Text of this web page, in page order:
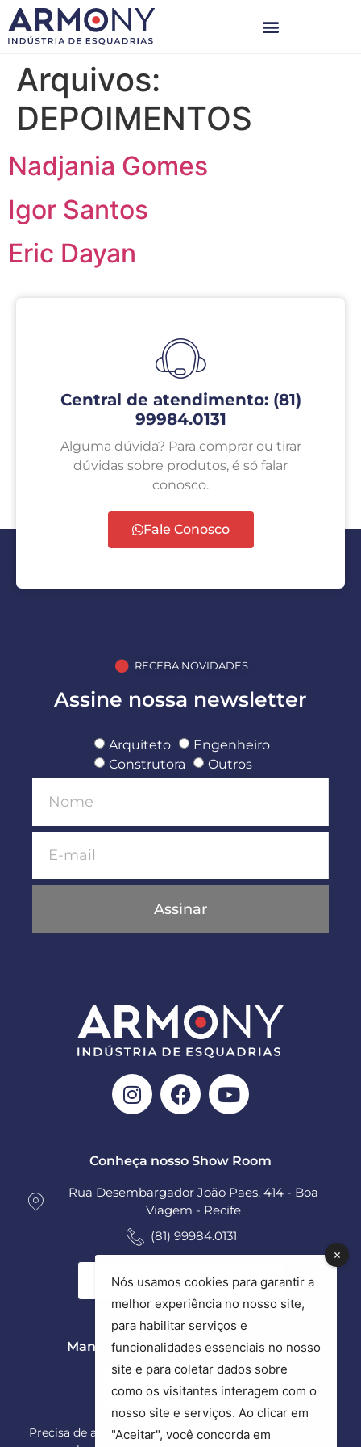
Arquivos:
DEPOIMENTOS
Nadjania Gomes
Igor Santos
Eric Dayan
Central de atendimento: (81)
99984.0131
Alguma dúvida? Para comprar ou tirar
dúvidas sobre produtos, é só falar
conosco.
Fale Conosco
RECEBA NOVIDADES
Assine nossa newsletter
Arquiteto
Engenheiro
Construtora
Outros
Assinar
Conheça nosso Show Room
Rua Desembargador João Paes, 414 - Boa
Viagem - Recife
(81) 99984.0131
Ver todas as unidades
Manutenção e Assistência Técnica
(81) 9 9289.2801
Precisa de ajuda com suas esquadrias? Esse é o nosso
Nós usamos cookies para garantir a
melhor experiência no nosso site,
para habilitar serviços e
funcionalidades essenciais no nosso
site e para coletar dados sobre
como os visitantes interagem com o
nosso site e serviços. Ao clicar em
"Aceitar", você concorda em